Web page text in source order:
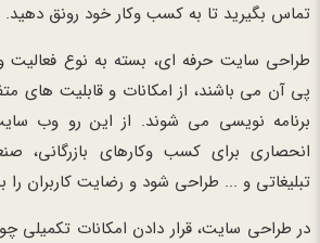
تماس بگیرید تا به کسب وکار خود رونق دهید.
طراحی سایت حرفه ای، بسته به نوع
پی آن می باشند، از امکانات و قابلیت های
برنامه نویسی می شوند. از این رو وب
انحصاری برای کسب وکارهای بازرگانی،
تبلیغاتی و ... طراحی شود و رضایت کاربران
در طراحی سایت، قرار دادن امکانات تکمیلی